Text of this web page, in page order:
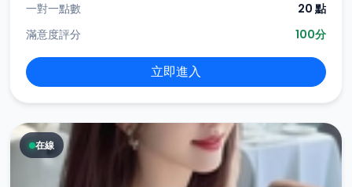
一對一點數
20 點
滿意度評分
100分
立即進入
在線